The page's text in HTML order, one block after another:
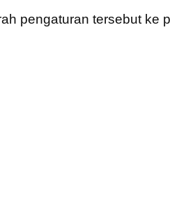
pengaturan tersebut ke